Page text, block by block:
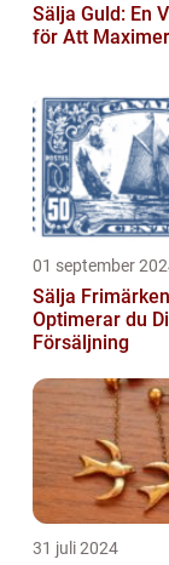
Sälja Guld: En
för Att
01 september
Sälja
Optimerar du
Försäljning
31 juli 2024